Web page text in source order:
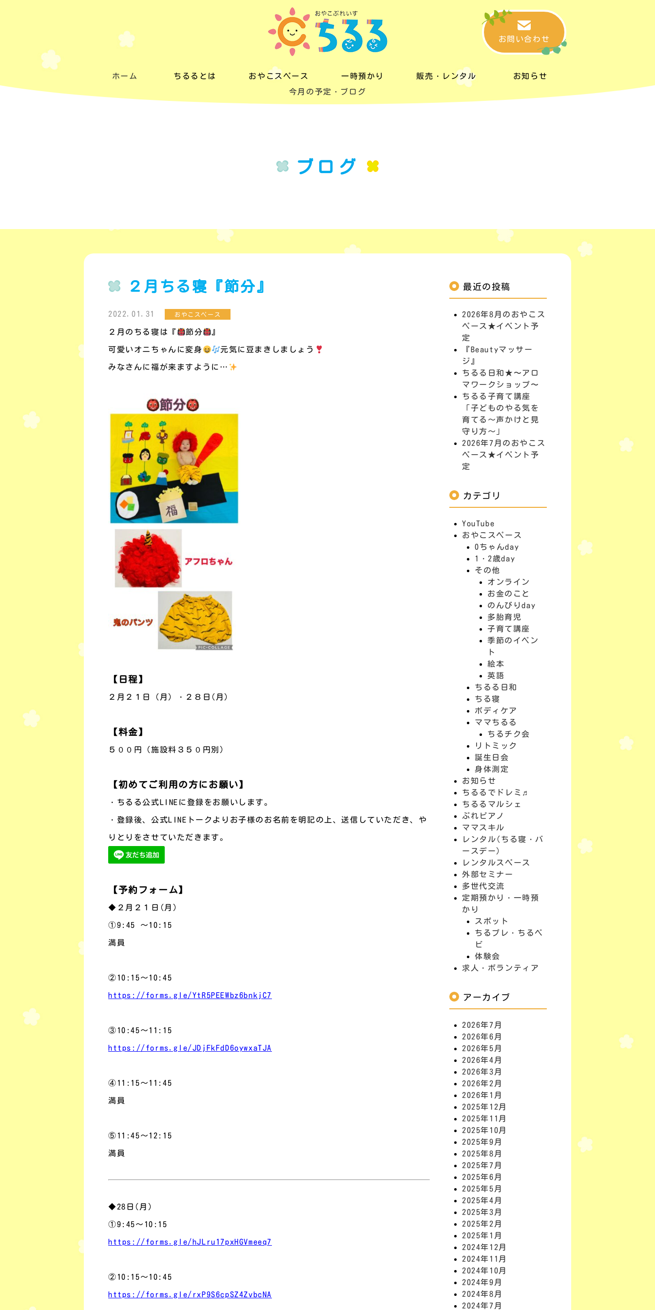
お問い合わせ
ホーム ちるるとは おやこスペース
おやこスペース
一時預かり
一時預かり
販売・レンタル お知らせ
今月の予定・ブログ
ブログ
２月ちる寝『節分』
2022.01.31 おやこスペース
２月のちる寝は『 節分 』
可愛いオニちゃんに変身 元気に豆まきしましょう
みなさんに福が来ますように…
【日程】
２月２１日（月）・２８日(月)
【料金】
５００円（施設料３５０円別）
【初めてご利用の方にお願い】
・ちるる公式LINEに登録をお願いします。
・登録後、公式LINEトークよりお子様のお名前を明記の上、送信していただき、や
りとりをさせていただきます。
【予約フォーム】
◆２月２１日(月)
①9:45 ～10:15
満員
②10:15～10:45
https://forms.gle/YtR5PEEWbz6bnkjC7
③10:45～11:15
https://forms.gle/JDjFkFdD6oywxaTJA
④11:15～11:45
満員
⑤11:45～12:15
満員
◆28日 (月 )
①9:45～10:15
https://forms.gle/hJLru17pxHGVmeeq7
②10:15～10:45
https://forms.gle/rxP9S6cpSZ4ZvbcNA
最近の投稿
2026年8月のおやこス
ペース★イベント予
定
『Beautyマッサー
ジ』
ちるる日和★〜アロ
マワークショップ〜
ちるる子育て講座
「子どものやる気を
育てる～声かけと見
守り方～」
2026年7月のおやこス
ペース★イベント予
定
カテゴリ
YouTube
おやこスペース
0ちゃんday
1・2歳day
その他
オンライン
お金のこと
のんびりday
多胎育児
子育て講座
季節のイベン
ト
絵本
英語
ちるる日和
ちる寝
ボディケア
ママちるる
ちるチク会
リトミック
誕生日会
身体測定
お知らせ
ちるるでドレミ♬
ちるるマルシェ
ぷれピアノ
ママスキル
レンタル(ちる寝・バ
ースデー)
レンタルスペース
外部セミナー
多世代交流
定期預かり・一時預
かり
スポット
ちるプレ・ちるベ
ビ
体験会
求人・ボランティア
アーカイブ
2026年7月
2026年6月
2026年5月
2026年4月
2026年3月
2026年2月
2026年1月
2025年12月
2025年11月
2025年10月
2025年9月
2025年8月
2025年7月
2025年6月
2025年5月
2025年4月
2025年3月
2025年2月
2025年1月
2024年12月
2024年11月
2024年10月
2024年9月
2024年8月
2024年7月